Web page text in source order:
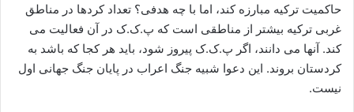
حاکمیت ترکیه مبارزه کند، اما با چه هدفی؟ تعداد کردها در مناطق
غربی ترکیه بیشتر از مناطقی است که پ.ک.ک در آن فعالیت می
کند. آنها می دانند، اگر پ.ک.ک پیروز شود، باید هر کجا که باشد به
کردستان بروند. این دعوا شبیه جنگ اعراب در پایان جنگ جهانی اول
نیست.